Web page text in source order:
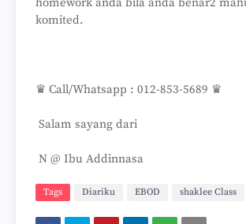
komited.
♛ Call/Whatsapp : 012-853-5689 ♛
Salam sayang dari
N @ Ibu Addinnasa
Tags Diariku EBOD shaklee Class